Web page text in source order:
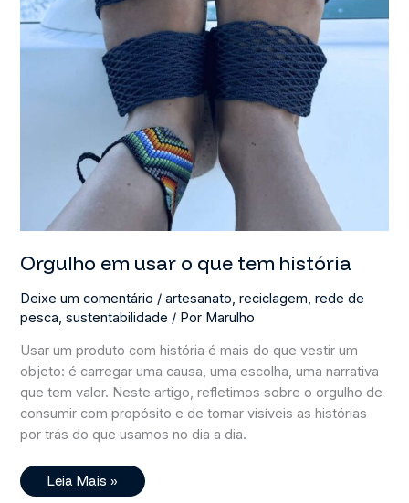
Orgulho em usar o que tem história
Deixe um comentário /artesanato,reciclagem,rede de
pesca,sustentabilidade / Por Marulho
Usar um produto com história é mais do que vestir um
objeto: é carregar uma causa, uma escolha, uma narrativa
que tem valor. Neste artigo, refletimos sobre o orgulho de
consumir com propósito e de tornar visíveis as histórias
por trás do que usamos no dia a dia.
Orgulho
Em
Leia Mais »